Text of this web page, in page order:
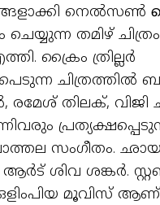
നെല്‍സണ്‍
ചെയ്യുന്ന തമിഴ്
ക്രൈം ത്രില്ലര്‍
ചിത്രത്തില്‍
തിലക്, വിജി
സംഗീതം.
ആര്‍ട് ശിവ ശങ്കര്‍.
മൂവിസ് ആണ്